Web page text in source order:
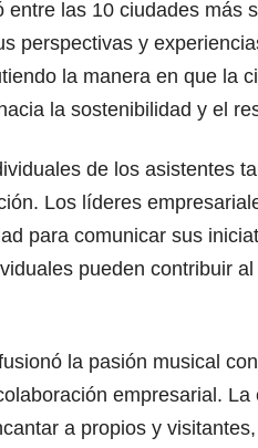
entre las 10 ciudades más
perspectivas y
la manera en que la
la sostenibilidad y el
de los asistentes
Los líderes
para comunicar sus
pueden contribuir
la pasión musical
empresarial.
a propios y